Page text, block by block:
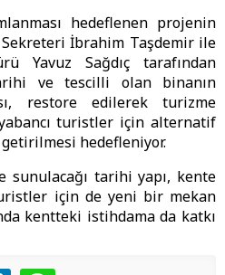
hedeflenen projenin
Sekreteri İbrahim Taşdemir ile
Yavuz Sağdıç tarafından
ve tescilli olan binanın
restore edilerek turizme
turistler için alternatif
hedefleniyor.
sunulacağı tarihi yapı, kente
için de yeni bir mekan
kentteki istihdama da katkı